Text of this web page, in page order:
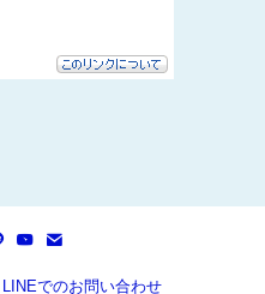
LINEでのお問い合わせ